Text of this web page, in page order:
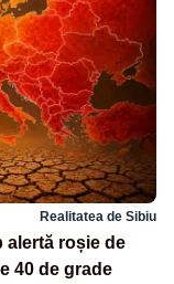
Realitatea de Sibiu
alertă roșie de
40 de grade